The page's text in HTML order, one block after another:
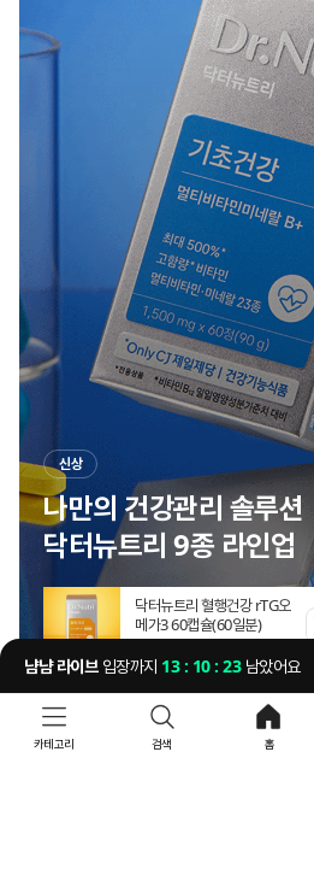
참치
스트라버진
원 장바구니 담기
신상
나만의 건강관리 솔루션
닥터뉴트리 9종 라인업
닥터뉴트리 혈행건강 rTG오
메가3 60캡슐(60일분)
신상발견 바로가기
냠냠 라이브입장까지 13 : 10 : 21남았어요
카테고리 검색 홈